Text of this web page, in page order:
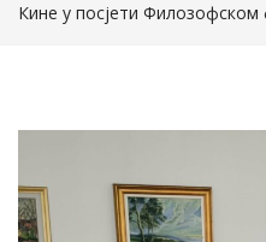
Кине у посјети Филозофском